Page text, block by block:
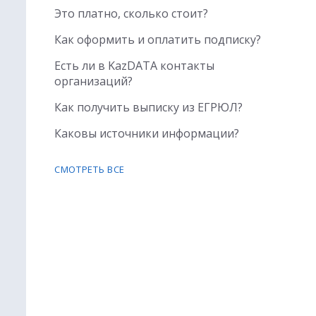
Это платно, сколько стоит?
Как оформить и оплатить подписку?
Есть ли в KazDATA контакты
организаций?
Как получить выписку из ЕГРЮЛ?
Каковы источники информации?
СМОТРЕТЬ ВСЕ